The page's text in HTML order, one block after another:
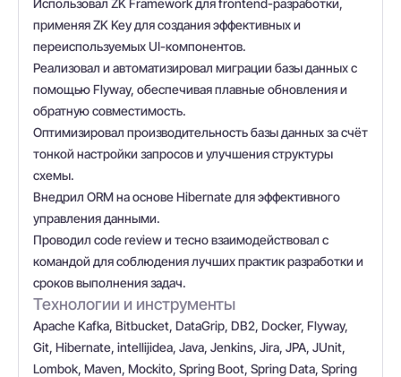
Использовал ZK Framework для frontend-разработки,
применяя ZK Key для создания эффективных и
переиспользуемых UI-компонентов.
Реализовал и автоматизировал миграции базы данных с
помощью Flyway, обеспечивая плавные обновления и
обратную совместимость.
Оптимизировал производительность базы данных за счёт
тонкой настройки запросов и улучшения структуры
схемы.
Внедрил ORM на основе Hibernate для эффективного
управления данными.
Проводил code review и тесно взаимодействовал с
командой для соблюдения лучших практик разработки и
сроков выполнения задач.
Технологии и инструменты
Apache Kafka, Bitbucket, DataGrip, DB2, Docker, Flyway,
Git, Hibernate, intellijidea, Java, Jenkins, Jira, JPA, JUnit,
Lombok, Maven, Mockito, Spring Boot, Spring Data, Spring